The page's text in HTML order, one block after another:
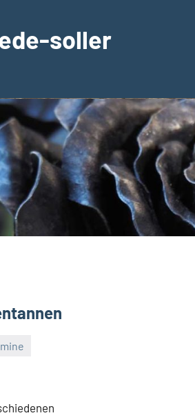
soller